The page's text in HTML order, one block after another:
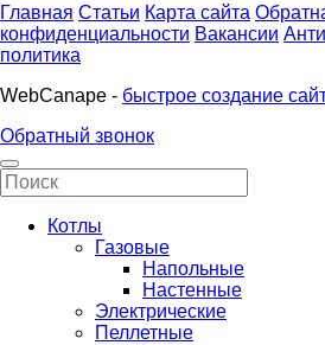
Главная Статьи Карта сайта
конфиденциальности Вакансии
политика
WebCanape - быстрое создание
Обратный звонок
Котлы
Газовые
Напольные
Настенные
Электрические
Пеллетные